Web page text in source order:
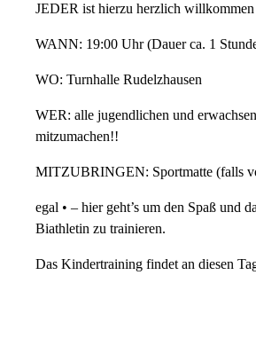
JEDER ist hierzu herzlich
WANN: 19:00 Uhr (Dauer ca. 1
WO: Turnhalle Rudelzhausen
WER: alle jugendlichen und
mitzumachen!!
MITZUBRINGEN: Sportmatte (falls
egal • – hier geht’s um den Spaß und
Biathletin zu trainieren.
Das Kindertraining findet an diesen